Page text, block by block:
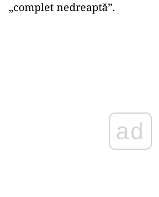
existe și timp pentru
Înainte de votul programat
Rasmussen, liderul unei